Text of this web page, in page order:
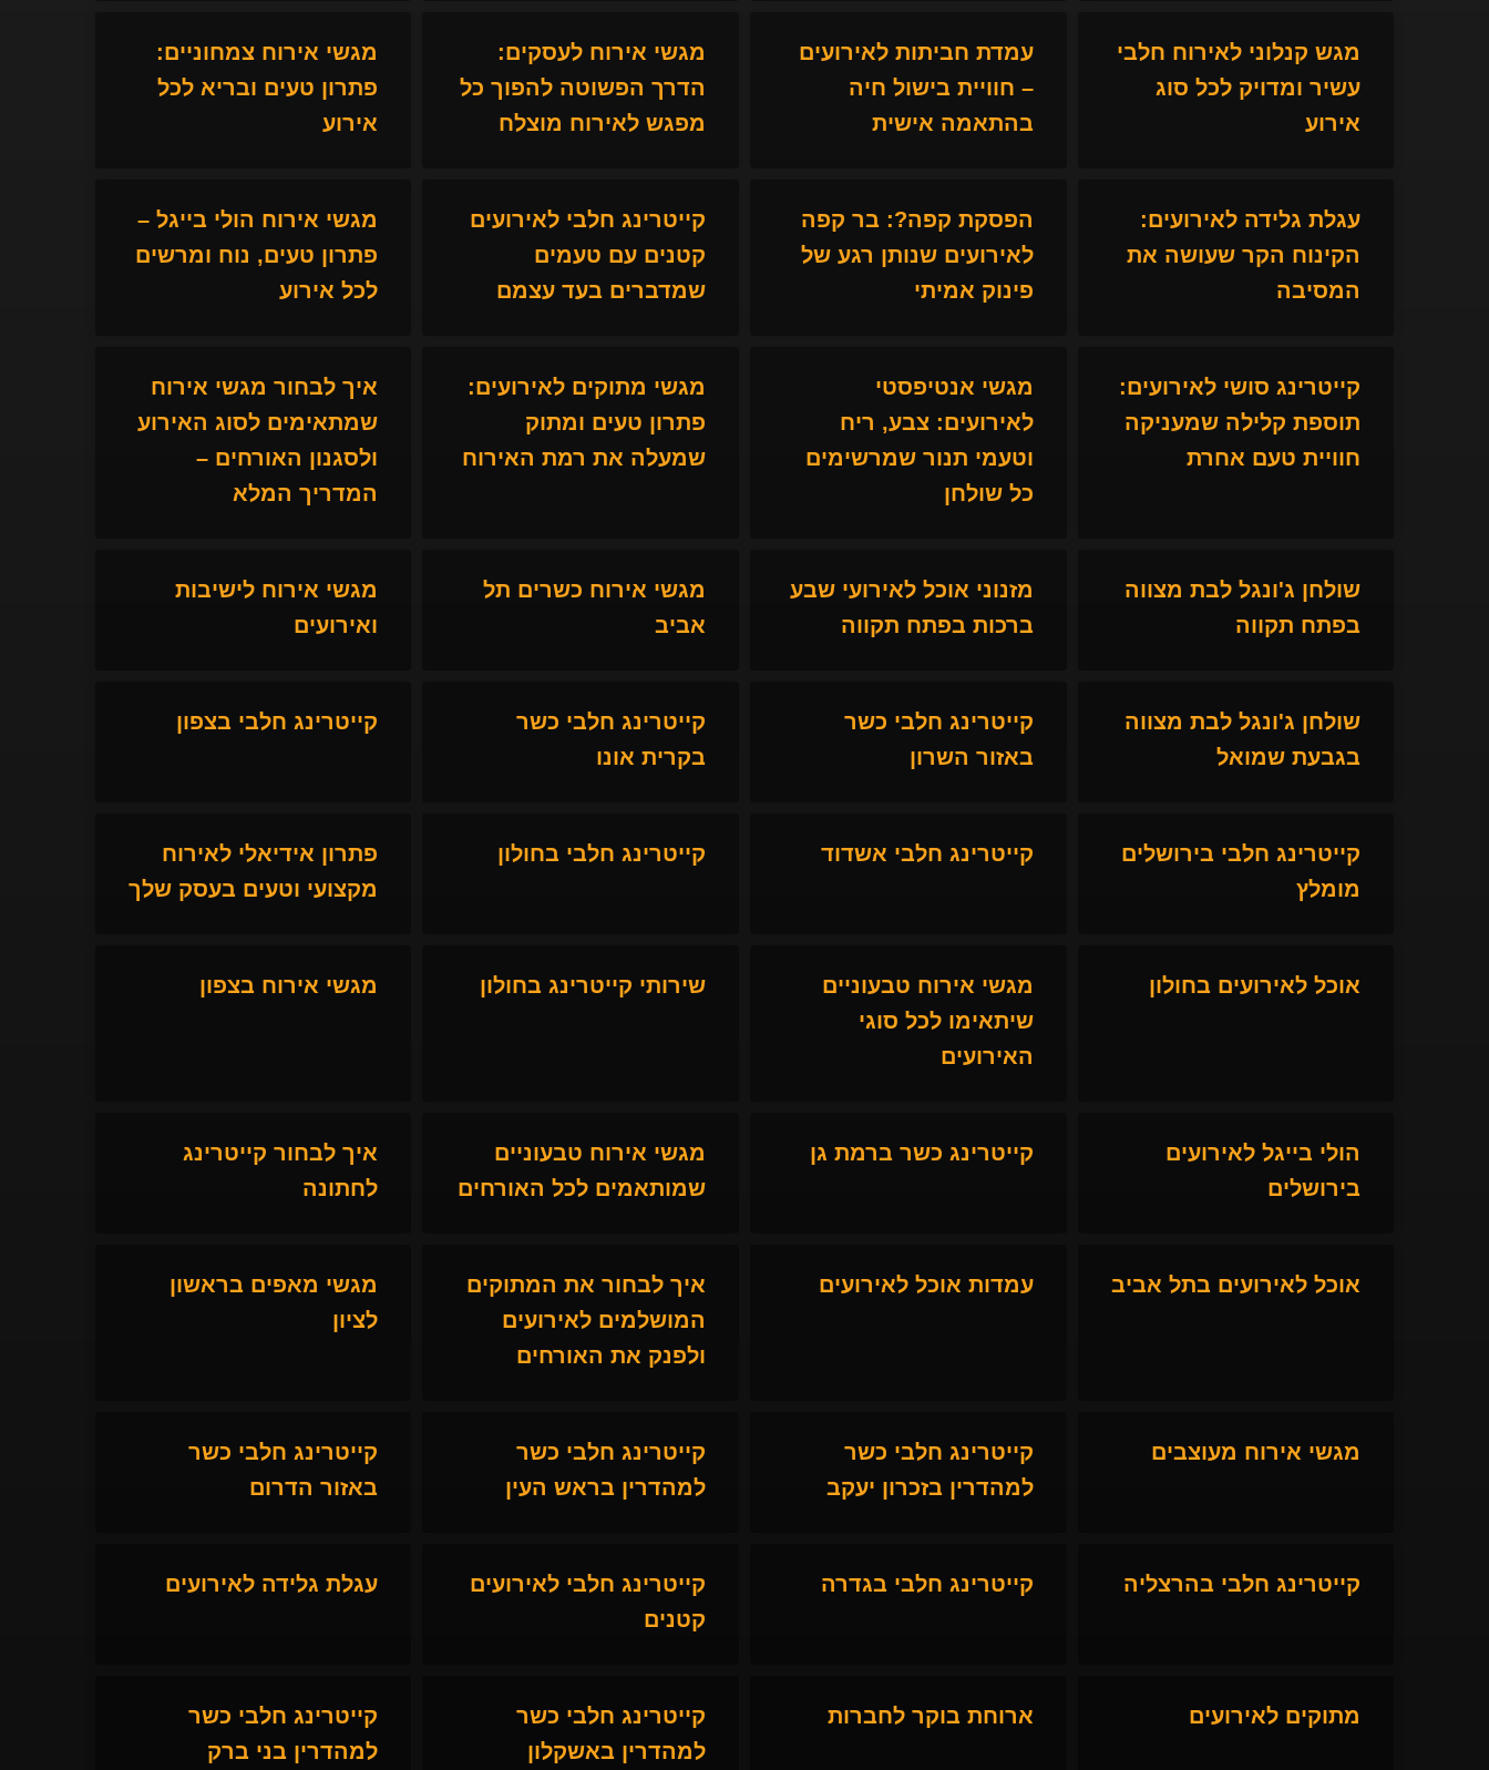
מגש קנלוני לאירוח חלבי
עשיר ומדויק לכל סוג
אירוע
עמדת חביתות לאירועים
– חוויית בישול חיה
בהתאמה אישית
מגשי אירוח לעסקים:
הדרך הפשוטה להפוך כל
מפגש לאירוח מוצלח
מגשי אירוח צמחוניים:
פתרון טעים ובריא לכל
אירוע
עגלת גלידה לאירועים:
הקינוח הקר שעושה את
המסיבה
הפסקת קפה?: בר קפה
לאירועים שנותן רגע של
פינוק אמיתי
קייטרינג חלבי לאירועים
קטנים עם טעמים
שמדברים בעד עצמם
מגשי אירוח הולי בייגל –
פתרון טעים, נוח ומרשים
לכל אירוע
קייטרינג סושי לאירועים:
תוספת קלילה שמעניקה
חוויית טעם אחרת
מגשי אנטיפסטי
לאירועים: צבע, ריח
וטעמי תנור שמרשימים
כל שולחן
מגשי מתוקים לאירועים:
פתרון טעים ומתוק
שמעלה את רמת האירוח
איך לבחור מגשי אירוח
שמתאימים לסוג האירוע
ולסגנון האורחים –
המדריך המלא
שולחן ג'ונגל לבת מצווה
בפתח תקווה
מזנוני אוכל לאירועי שבע
ברכות בפתח תקווה
מגשי אירוח כשרים תל
אביב
מגשי אירוח לישיבות
ואירועים
שולחן ג'ונגל לבת מצווה
בגבעת שמואל
קייטרינג חלבי כשר
באזור השרון
קייטרינג חלבי כשר
בקרית אונו
קייטרינג חלבי בצפון
קייטרינג חלבי בירושלים
מומלץ
קייטרינג חלבי אשדוד קייטרינג חלבי בחולון
פתרון אידיאלי לאירוח
מקצועי וטעים בעסק שלך
אוכל לאירועים בחולון
מגשי אירוח טבעוניים
שיתאימו לכל סוגי
האירועים
שירותי קייטרינג בחולון מגשי אירוח בצפון
הולי בייגל לאירועים
בירושלים
קייטרינג כשר ברמת גן
מגשי אירוח טבעוניים
שמותאמים לכל האורחים
איך לבחור קייטרינג
לחתונה
אוכל לאירועים בתל אביב עמדות אוכל לאירועים
איך לבחור את המתוקים
המושלמים לאירועים
ולפנק את האורחים
מגשי מאפים בראשון
לציון
מגשי אירוח מעוצבים
קייטרינג חלבי כשר
למהדרין בזכרון יעקב
קייטרינג חלבי כשר
למהדרין בראש העין
קייטרינג חלבי כשר
באזור הדרום
קייטרינג חלבי בהרצליה קייטרינג חלבי בגדרה
קייטרינג חלבי לאירועים
קטנים
עגלת גלידה לאירועים
מתוקים לאירועים ארוחת בוקר לחברות
קייטרינג חלבי כשר
למהדרין באשקלון
קייטרינג חלבי כשר
למהדרין בני ברק